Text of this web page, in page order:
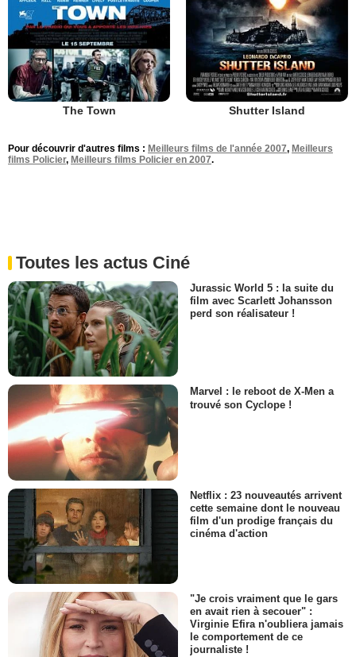
The Town Shutter Island
Pour découvrir d'autres films : Meilleurs films de l'année 2007, Meilleurs
films Policier, Meilleurs films Policier en 2007.
Toutes les actus Ciné
Jurassic World 5 : la suite du
film avec Scarlett Johansson
perd son réalisateur !
Marvel : le reboot de X-Men a
trouvé son Cyclope !
Netflix : 23 nouveautés arrivent
cette semaine dont le nouveau
film d'un prodige français du
cinéma d'action
"Je crois vraiment que le gars
en avait rien à secouer" :
Virginie Efira n'oubliera jamais
le comportement de ce
journaliste !